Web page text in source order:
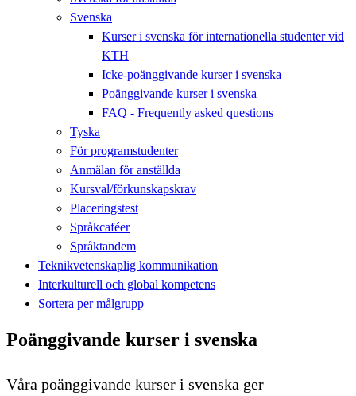
Svenska
Kurser i svenska för internationella studenter vid
KTH
Icke-poänggivande kurser i svenska
Poänggivande kurser i svenska
FAQ - Frequently asked questions
Tyska
För programstudenter
Anmälan för anställda
Kursval/förkunskapskrav
Placeringstest
Språkcaféer
Språktandem
Teknikvetenskaplig kommunikation
Interkulturell och global kompetens
Sortera per målgrupp
Poänggivande kurser i svenska
Våra poänggivande kurser i svenska ger